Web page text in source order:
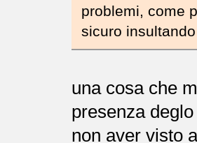
problemi, come
sicuro
una cosa che
presenza
non aver visto